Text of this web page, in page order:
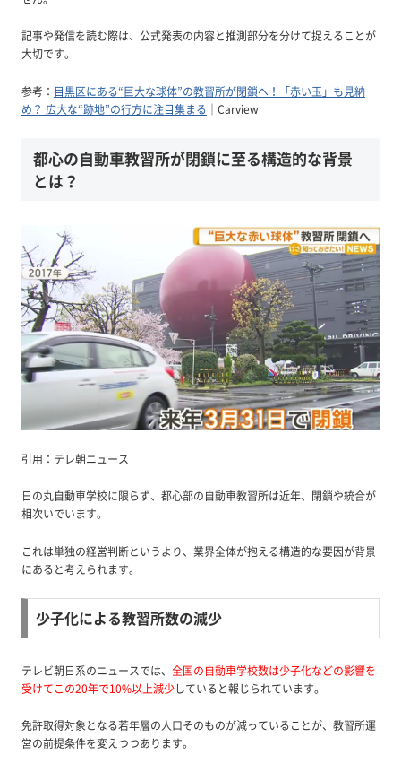
記事や発信を読む際は、公式発表の内容と推測部分を分けて捉えることが
大切です。
参考： 目黒区にある“巨大な球体”の教習所が閉鎖へ！「赤い玉」も見納
め？ 広大な“跡地”の行方に注目集まる ｜Carview
都心の自動車教習所が閉鎖に至る構造的な背景
とは？
引用：テレ朝ニュース
日の丸自動車学校に限らず、都心部の自動車教習所は近年、閉鎖や統合が
相次いでいます。
これは単独の経営判断というより、業界全体が抱える構造的な要因が背景
にあると考えられます。
少子化による教習所数の減少
テレビ朝日系のニュースでは、 全国の自動車学校数は少子化などの影響を
受けてこの20年で10%以上減少していると報じられています。
免許取得対象となる若年層の人口そのものが減っていることが、教習所運
営の前提条件を変えつつあります。